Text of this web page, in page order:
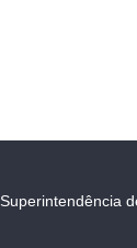
Superintendência